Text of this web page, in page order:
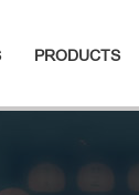
PRODUCTS